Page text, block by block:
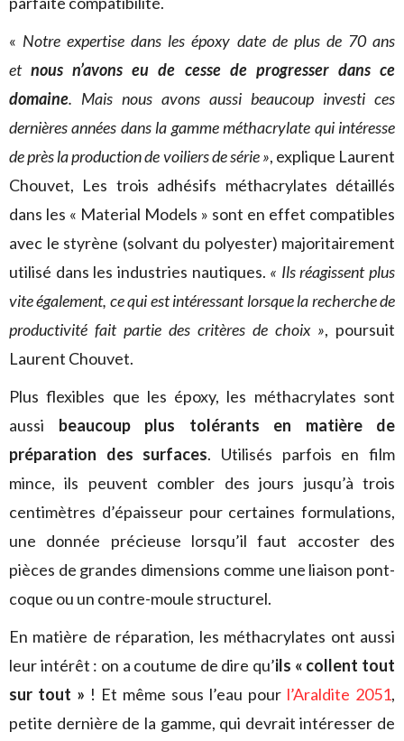
« Notre expertise dans les époxy date de plus de 70 ans
etnous n’avons eu de cesse de progresser dans ce
domaine. Mais nous avons aussi beaucoup investi ces
dernières années dans la gamme méthacrylate qui intéresse
de près la production de voiliers de série », explique Laurent
Chouvet, Les trois adhésifs méthacrylates détaillés
dans les « Material Models » sont en effet compatibles
avec le styrène (solvant du polyester) majoritairement
utilisé dans les industries nautiques. « Ils réagissent plus
vite également, ce qui est intéressant lorsque la recherche de
productivité fait partie des critères de choix », poursuit
Laurent Chouvet.
Plus flexibles que les époxy, les méthacrylates sont
aussi beaucoup plus tolérants en matière de
préparation des surfaces. Utilisés parfois en film
mince, ils peuvent combler des jours jusqu’à trois
centimètres d’épaisseur pour certaines formulations,
une donnée précieuse lorsqu’il faut accoster des
pièces de grandes dimensions comme une liaison pont-
coque ou un contre-moule structurel.
En matière de réparation, les méthacrylates ont aussi
leur intérêt : on a coutume de dire qu’ils « collent tout
sur tout » ! Et même sous l’eau pour l’Araldite 2051,
petite dernière de la gamme, qui devrait intéresser de